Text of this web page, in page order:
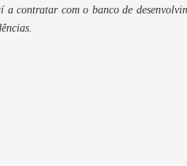
contratar com o banco de